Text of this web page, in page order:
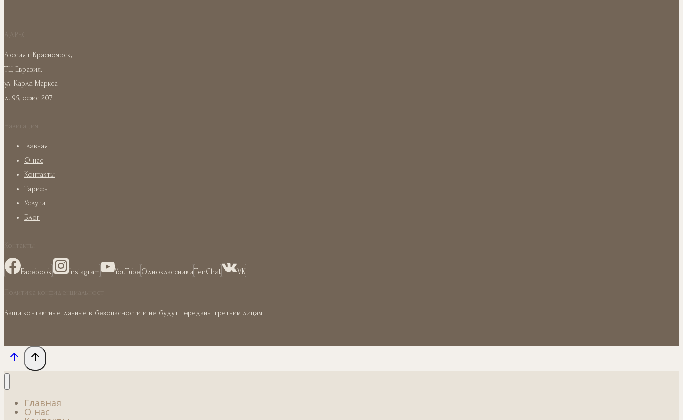
АДРЕС
Россия г.Красноярск,
ТЦ Евразия,
ул. Карла Маркса
д. 95, офис 207
Навигация
Главная
О нас
Контакты
Тарифы
Услуги
Блог
Контакты
Facebook Instagram YouTube ОдноклассникиTenChat VK
Политика конфиденциальност
Ваши контактные данные в безопасности и не будут переданы третьим лицам
Главная
О нас